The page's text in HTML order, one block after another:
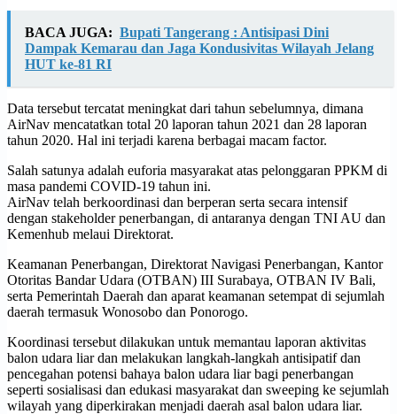
BACA JUGA: Bupati Tangerang : Antisipasi Dini
Dampak Kemarau dan Jaga Kondusivitas Wilayah Jelang
HUT ke-81 RI
Data tersebut tercatat meningkat dari tahun sebelumnya, dimana
AirNav mencatatkan total 20 laporan tahun 2021 dan 28 laporan
tahun 2020. Hal ini terjadi karena berbagai macam factor.
Salah satunya adalah euforia masyarakat atas pelonggaran PPKM di
masa pandemi COVID-19 tahun ini.
AirNav telah berkoordinasi dan berperan serta secara intensif
dengan stakeholder penerbangan, di antaranya dengan TNI AU dan
Kemenhub melaui Direktorat.
Keamanan Penerbangan, Direktorat Navigasi Penerbangan, Kantor
Otoritas Bandar Udara (OTBAN) III Surabaya, OTBAN IV Bali,
serta Pemerintah Daerah dan aparat keamanan setempat di sejumlah
daerah termasuk Wonosobo dan Ponorogo.
Koordinasi tersebut dilakukan untuk memantau laporan aktivitas
balon udara liar dan melakukan langkah-langkah antisipatif dan
pencegahan potensi bahaya balon udara liar bagi penerbangan
seperti sosialisasi dan edukasi masyarakat dan sweeping ke sejumlah
wilayah yang diperkirakan menjadi daerah asal balon udara liar.